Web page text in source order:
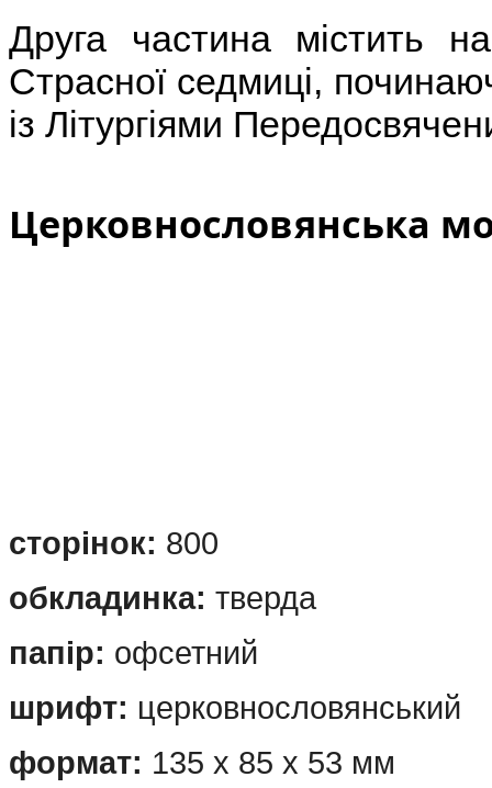
Друга частина містить
Страсної седмиці,
із Літургіями
Церковнословянська
сторінок: 800
обкладинка: тверда
папір: офсетний
шрифт: церковнословянський
формат: 135 х 85 х 53 мм